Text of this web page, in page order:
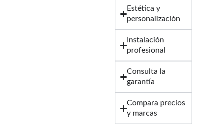
Estética y
personalización
Instalación
profesional
Consulta la
garantía
Compara precios
y marcas